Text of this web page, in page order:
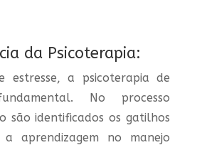
da Psicoterapia:
estresse, a psicoterapia de
No processo
são identificados os gatilhos
aprendizagem no manejo